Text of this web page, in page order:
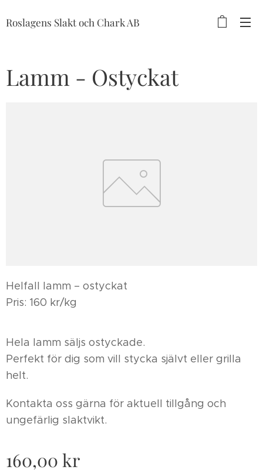
Roslagens Slakt och Chark AB
Lamm - Ostyckat
Helfall lamm – ostyckat
Pris: 160 kr/kg
Hela lamm säljs ostyckade.
Perfekt för dig som vill stycka självt eller grilla
helt.
Kontakta oss gärna för aktuell tillgång och
ungefärlig slaktvikt.
160,00 kr